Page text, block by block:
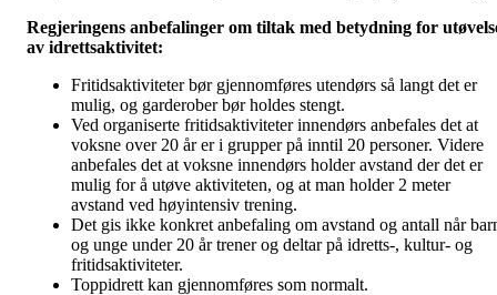
Regjeringens anbefalinger om tiltak med betydning for
av idrettsaktivitet:
Fritidsaktiviteter bør gjennomføres utendørs så langt det er
mulig, og garderober bør holdes stengt.
Ved organiserte fritidsaktiviteter innendørs anbefales det at
voksne over 20 år er i grupper på inntil 20 personer. Videre
anbefales det at voksne innendørs holder avstand der det er
mulig for å utøve aktiviteten, og at man holder 2 meter
avstand ved høyintensiv trening.
Det gis ikke konkret anbefaling om avstand og antall når
og unge under 20 år trener og deltar på idretts-, kultur- og
fritidsaktiviteter.
Toppidrett kan gjennomføres som normalt.